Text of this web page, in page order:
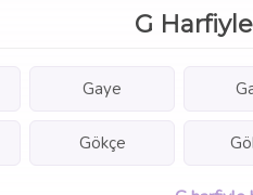
G
Gaye
Gökçe